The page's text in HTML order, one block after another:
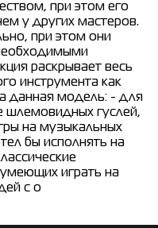
при этом его
у других мастеров.
при этом они
раскрывает весь
инструмента как
данная модель: - для
шлемовидных гуслей,
на музыкальных
бы исполнять на
играть на
с о